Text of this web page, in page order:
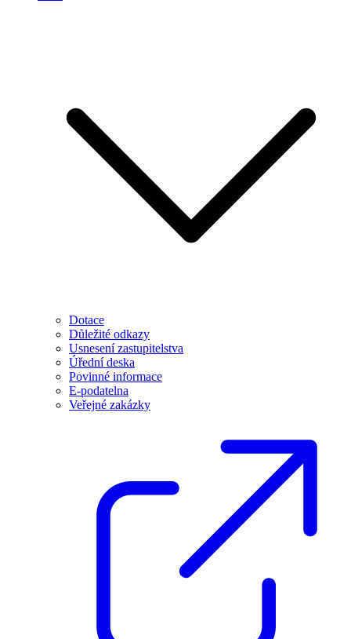
Dotace
Důležité odkazy
Usnesení zastupitelstva
Úřední deska
Povinné informace
E-podatelna
Veřejné zakázky